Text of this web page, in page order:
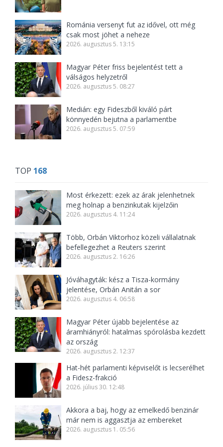
Románia versenyt fut az idővel, ott még
csak most jöhet a neheze
2026. augusztus 5. 13:15
Magyar Péter friss bejelentést tett a
válságos helyzetről
2026. augusztus 5. 08:27
Medián: egy Fideszből kiváló párt
könnyedén bejutna a parlamentbe
2026. augusztus 5. 07:59
TOP 168
Most érkezett: ezek az árak jelenhetnek
meg holnap a benzinkutak kijelzőin
2026. augusztus 4. 11:24
Több, Orbán Viktorhoz közeli vállalatnak
befellegezhet a Reuters szerint
2026. augusztus 2. 16:26
Jóváhagyták: kész a Tisza-kormány
jelentése, Orbán Anitán a sor
2026. augusztus 4. 06:58
Magyar Péter újabb bejelentése az
áramhiányról: hatalmas spórolásba kezdett
az ország
2026. augusztus 2. 12:37
Hat-hét parlamenti képviselőt is lecserélhet
a Fidesz-frakció
2026. július 30. 12:48
Akkora a baj, hogy az emelkedő benzinár
már nem is aggasztja az embereket
2026. augusztus 1. 05:56